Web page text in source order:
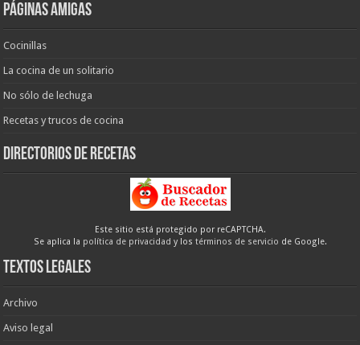
Páginas amigas
Cocinillas
La cocina de un solitario
No sólo de lechuga
Recetas y trucos de cocina
Directorios de recetas
Este sitio está protegido por reCAPTCHA.
Se aplica la política de privacidad y los términos de servicio de Google.
Textos legales
Archivo
Aviso legal